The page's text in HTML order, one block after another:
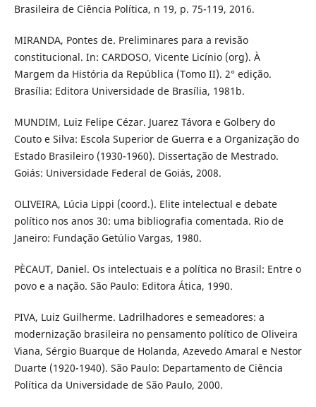
Brasileira de Ciência Política, n 19, p. 75-119, 2016.
MIRANDA, Pontes de. Preliminares para a revisão
constitucional. In: CARDOSO, Vicente Licínio (org). À
Margem da História da República (Tomo II). 2° edição.
Brasília: Editora Universidade de Brasília, 1981b.
MUNDIM, Luiz Felipe Cézar. Juarez Távora e Golbery do
Couto e Silva: Escola Superior de Guerra e a Organização do
Estado Brasileiro (1930-1960). Dissertação de Mestrado.
Goiás: Universidade Federal de Goiás, 2008.
OLIVEIRA, Lúcia Lippi (coord.). Elite intelectual e debate
político nos anos 30: uma bibliografia comentada. Rio de
Janeiro: Fundação Getúlio Vargas, 1980.
PÈCAUT, Daniel. Os intelectuais e a política no Brasil: Entre o
povo e a nação. São Paulo: Editora Ática, 1990.
PIVA, Luiz Guilherme. Ladrilhadores e semeadores: a
modernização brasileira no pensamento político de Oliveira
Viana, Sérgio Buarque de Holanda, Azevedo Amaral e Nestor
Duarte (1920-1940). São Paulo: Departamento de Ciência
Política da Universidade de São Paulo, 2000.